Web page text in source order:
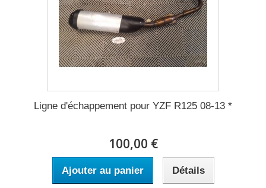
Ligne d'échappement pour YZF R125 08-13 *
100,00 €
Ajouter au panier Détails